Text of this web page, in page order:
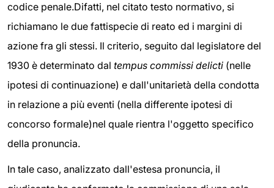
codice penale.Difatti, nel citato testo normativo, si
richiamano le due fattispecie di reato ed i margini di
azione fra gli stessi. Il criterio, seguito dal legislatore del
1930 è determinato dal tempus commissi delicti (nelle
ipotesi di continuazione) e dall'unitarietà della condotta
in relazione a più eventi (nella differente ipotesi di
concorso formale)nel quale rientra l'oggetto specifico
della pronuncia.
In tale caso, analizzato dall'estesa pronuncia, il